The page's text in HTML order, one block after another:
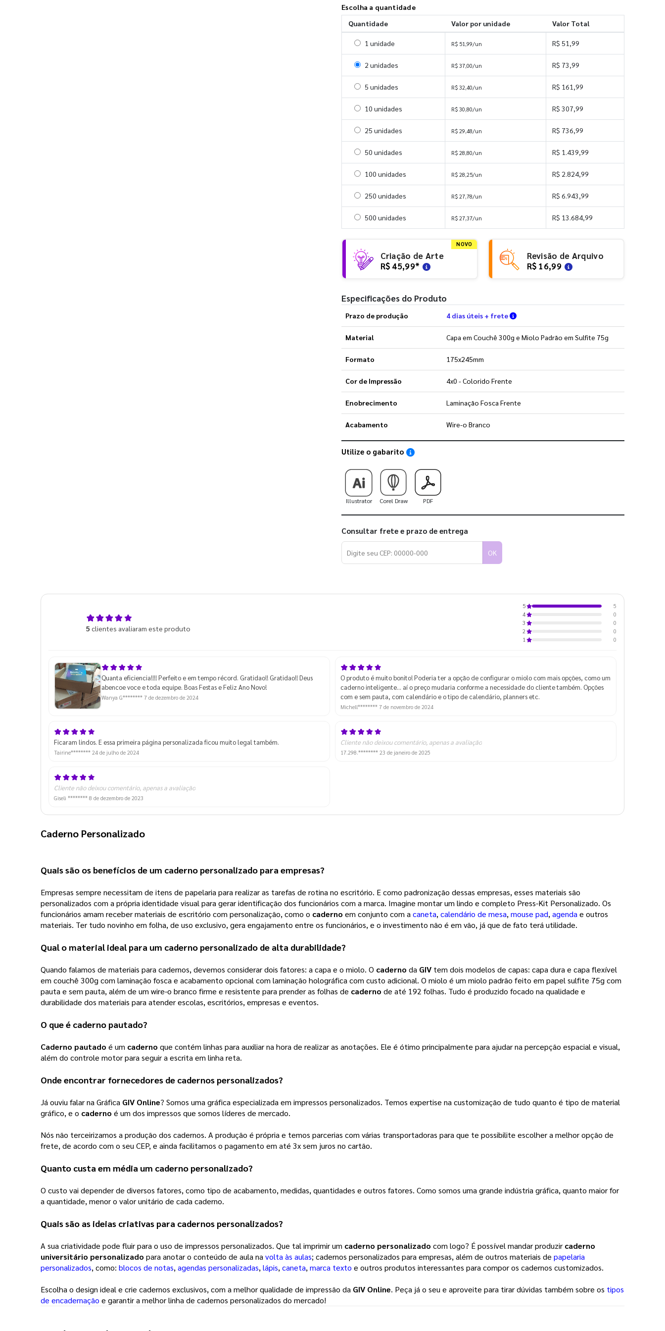
Escolha a quantidade
Quantidade
Valor por unidade Valor Total
Selecionar 1 unidade
1 unidade R$ 51,99/un R$ 51,99
Selecionar 2 unidades
2 unidades R$ 37,00/un R$ 73,99
Selecionar 5 unidades
5 unidades R$ 32,40/un R$ 161,99
Selecionar 10 unidades
10 unidades R$ 30,80/un R$ 307,99
Selecionar 25 unidades
25 unidades R$ 29,48/un R$ 736,99
Selecionar 50 unidades
50 unidades R$ 28,80/un R$ 1.439,99
Selecionar 100 unidades
100 unidades R$ 28,25/un R$ 2.824,99
Selecionar 250 unidades
250 unidades R$ 27,78/un R$ 6.943,99
Selecionar 500 unidades
500 unidades R$ 27,37/un R$ 13.684,99
NOVO
Criação de Arte
R$ 45,99*
Revisão de Arquivo
R$ 16,99
Especificações do Produto
Prazo de produção 4 dias úteis + frete Verifique as condições de entrega
Material Capa em Couchê 300g e Miolo Padrão em Sulfite 75g
Formato 175x245mm
Cor de Impressão 4x0 - Colorido Frente
Enobrecimento Laminação Fosca Frente
Acabamento Wire-o Branco
Utilize o gabarito Saiba como utilizar os nossos gabaritos
Illustrator Corel Draw PDF
Consultar frete e prazo de entrega
OK
5 clientes avaliaram este produto
5
5
4
0
3
0
2
0
1
0
Quanta eficiencia!!!! Perfeito e em tempo récord. Gratidao!! Gratidao!! Deus
abencoe voce e toda equipe. Boas Festas e Feliz Ano Novo!
Wanya G******** 7 de dezembro de 2024
O produto é muito bonito! Poderia ter a opção de configurar o miolo com mais opções, como um
caderno inteligente... aí o preço mudaria conforme a necessidade do cliente também. Opções
com e sem pauta, com calendário e o tipo de calendário, planners etc.
Michell******** 7 de novembro de 2024
Ficaram lindos. E essa primeira página personalizada ficou muito legal também.
Tairine******** 24 de julho de 2024
Cliente não deixou comentário, apenas a avaliação
17.298.******** 23 de janeiro de 2025
Cliente não deixou comentário, apenas a avaliação
Giseli ******** 8 de dezembro de 2023
Caderno Personalizado
Quais são os benefícios de um caderno personalizado para empresas?
Empresas sempre necessitam de itens de papelaria para realizar as tarefas de rotina no escritório. E como padronização dessas empresas, esses materiais são
personalizados com a própria identidade visual para gerar identificação dos funcionários com a marca. Imagine montar um lindo e completo Press-Kit Personalizado. Os
funcionários amam receber materiais de escritório com personalização, como o caderno em conjunto com acaneta,calendário de mesa,mouse pad,agendae outros
materiais. Ter tudo novinho em folha, de uso exclusivo, gera engajamento entre os funcionários, e o investimento não é em vão, já que de fato terá utilidade.
Qual o material ideal para um caderno personalizado de alta durabilidade?
Quando falamos de materiais para cadernos, devemos considerar dois fatores: a capa e o miolo. O caderno da GIV tem dois modelos de capas: capa dura e capa flexível
em couchê 300g com laminação fosca e acabamento opcional com laminação holográfica com custo adicional. O miolo é um miolo padrão feito em papel sulfite 75g com
pauta e sem pauta, além de um wire-o branco firme e resistente para prender as folhas de caderno de até 192 folhas. Tudo é produzido focado na qualidade e
durabilidade dos materiais para atender escolas, escritórios, empresas e eventos.
O que é caderno pautado?
Caderno pautado é um caderno que contém linhas para auxiliar na hora de realizar as anotações. Ele é ótimo principalmente para ajudar na percepção espacial e visual,
além do controle motor para seguir a escrita em linha reta.
Onde encontrar fornecedores de cadernos personalizados?
Já ouviu falar na Gráfica GIV Online? Somos uma gráfica especializada em impressos personalizados. Temos expertise na customização de tudo quanto é tipo de material
gráfico, e o caderno é um dos impressos que somos líderes de mercado.
Nós não terceirizamos a produção dos cadernos. A produção é própria e temos parcerias com várias transportadoras para que te possibilite escolher a melhor opção de
frete, de acordo com o seu CEP, e ainda facilitamos o pagamento em até 3x sem juros no cartão.
Quanto custa em média um caderno personalizado?
O custo vai depender de diversos fatores, como tipo de acabamento, medidas, quantidades e outros fatores. Como somos uma grande indústria gráfica, quanto maior for
a quantidade, menor o valor unitário de cada caderno.
Quais são as ideias criativas para cadernos personalizados?
A sua criatividade pode fluir para o uso de impressos personalizados. Que tal imprimir um caderno personalizado com logo? É possível mandar produzir caderno
universitário personalizado para anotar o conteúdo de aula navolta às aulas; cadernos personalizados para empresas, além de outros materiais de papelaria
personalizados, como: blocos de notas,agendas personalizadas,lápis,caneta,marca texto e outros produtos interessantes para compor os cadernos customizados.
Escolha o design ideal e crie cadernos exclusivos, com a melhor qualidade de impressão da GIV Online. Peça já o seu e aproveite para tirar dúvidas também sobre os tipos
de encadernação e garantir a melhor linha de cadernos personalizados do mercado!